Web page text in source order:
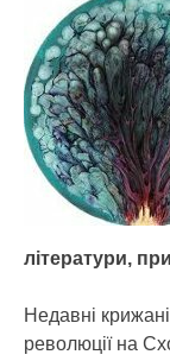
літератури,
Недавні
революції на